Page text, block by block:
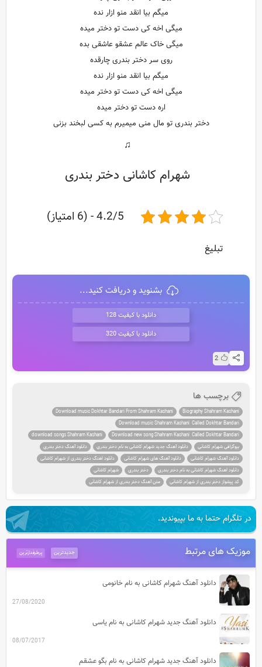
میگم بیا انقد منو ازار نده
میگی اخه کی دست تو دختر میده
میگی خاک عالم عشقو عاشقی بده
روی سر دختر بندری چارقده
میگم بیا انقد منو ازار نده
میگی اخه کی دست تو دختر میده
اره دست تو دختر میده
دختر بندری تو مال منی میمیرم به کسی لبخند بزنی
♫
شهرام کاشانی دختر بندری
4.2/5 - (6 امتیاز)
تبلیغ
بشنوید و دریافت کنید...
دانلود با کیفیت 128
دانلود با کیفیت 320
2
برچسب ها
Biography Shahram Kashani
Download music Dokhtar Bandari From Shahram Kashani
Download music Shahram Kashani Called Dokhtar Bandari
Download new song Shahram Kashani Called Dokhtar Bandari
download songs Shahram Kashani
بیوگرافی شهرام کاشانی
دانلود آهنگ جدید شهرام کاشانی به نام دختر بندری
دانلود آهنگ دختر بندری
دانلود آهنگ شهرام کاشانی
دانلود آهنگ های شهرام کاشانی
دانلود اهنگ دختر بندری از شهرام کاشانی
دانلود اهنگ شهرام کاشانی به نام دختر بندری
دختر بندری
شهرام کاشانی
کد پیشواز دختر بندری از شهرام کاشانی
متن آهنگ دختر بندری از شهرام کاشانی
در تلگرام حتما به ما بپیوندید.
موزیک های مرتبط پرطرفدارترین جدیدترین
دانلود آهنگ شهرام کاشانی به نام خانومی
27/08/2020
دانلود آهنگ جدید شهرام کاشانی به نام یاسی
08/07/2017
دانلود آهنگ جدید شهرام کاشانی به نام بگو عشقم